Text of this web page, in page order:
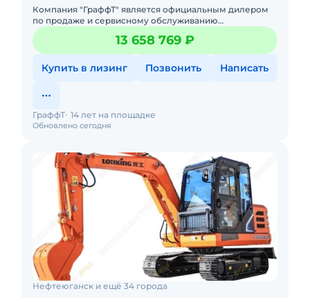
Компания "ГраффТ" является официальным дилером
по продаже и сервисному обслуживанию
экскаваторов Lonking.Предлагаем вам Гусеничный
экскаватор Lonking CDM6266и д
13 658 769 ₽
Купить в лизинг Позвонить Написать
Обновлено сегодня
ГраффТ 14 лет на площадке
Нефтеюганск и ещё 34 города